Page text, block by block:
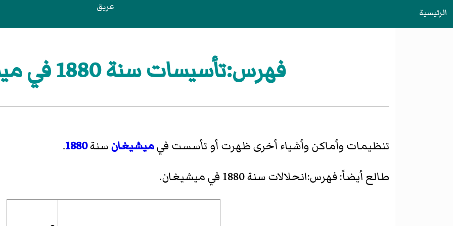
الرئيسية عريق
فهرس:تأسيسات سنة 1880 في ميشيغان
تنظيمات وأماكن وأشياء أخرى ظهرت أو تأسست فيميشيغانسنة1880
.
طالع أيضاً: فهرس:انحلالات سنة 1880 في ميشيغان .